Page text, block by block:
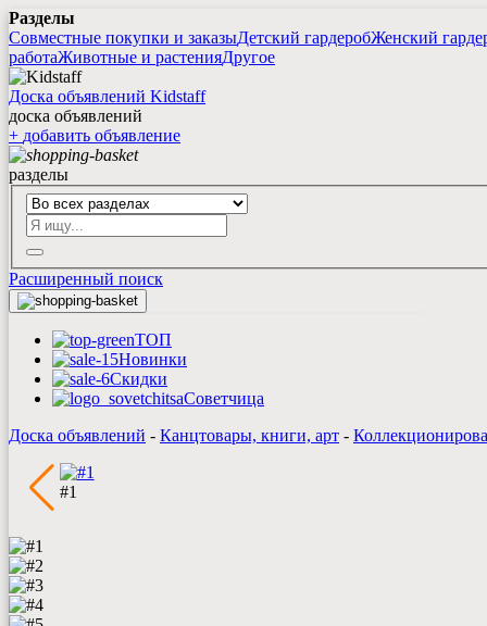
Разделы
Совместные покупки и заказыДетский гардеробЖенский
работаЖивотные и растенияДругое
Доска объявлений Kidstaff
доска объявлений
+ добавить объявление
разделы
Расширенный поиск
ТОП
Новинки
Скидки
Советчица
Доска объявлений - Канцтовары, книги, арт -
#1